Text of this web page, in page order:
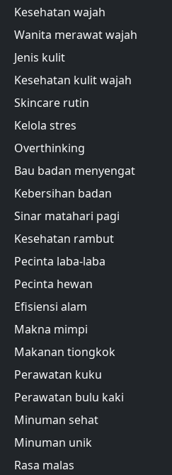
Kesehatan wajah
Wanita merawat wajah
Jenis kulit
Kesehatan kulit wajah
Skincare rutin
Kelola stres
Overthinking
Bau badan menyengat
Kebersihan badan
Sinar matahari pagi
Kesehatan rambut
Pecinta laba-laba
Pecinta hewan
Efisiensi alam
Makna mimpi
Makanan tiongkok
Perawatan kuku
Perawatan bulu kaki
Minuman sehat
Minuman unik
Rasa malas